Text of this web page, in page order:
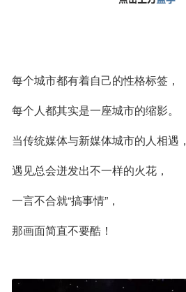
每个城市都有着自己的性格标签，
每个人都其实是一座城市的缩影。
当传统媒体与新媒体城市的人相遇，
遇见总会迸发出不一样的火花，
一言不合就“搞事情”，
那画面简直不要酷！